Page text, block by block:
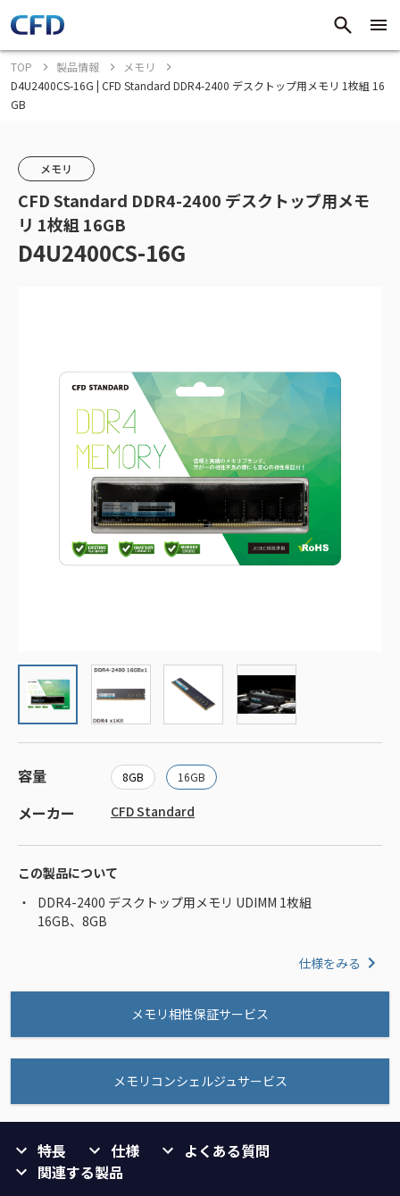
TOP 製品情報
メモリ
D4U2400CS-16G | CFD Standard DDR4-2400 デスクトップ用メモリ 1枚組 16
GB
メモリ
CFD Standard DDR4-2400 デスクトップ用メモ
リ 1枚組 16GB
D4U2400CS-16G
容量 8GB 16GB
メーカー CFD Standard
この製品について
DDR4-2400 デスクトップ用メモリ UDIMM 1枚組
16GB、8GB
仕様をみる
メモリ相性保証サービス
メモリコンシェルジュサービス
特長 仕様
よくある質問
関連する製品